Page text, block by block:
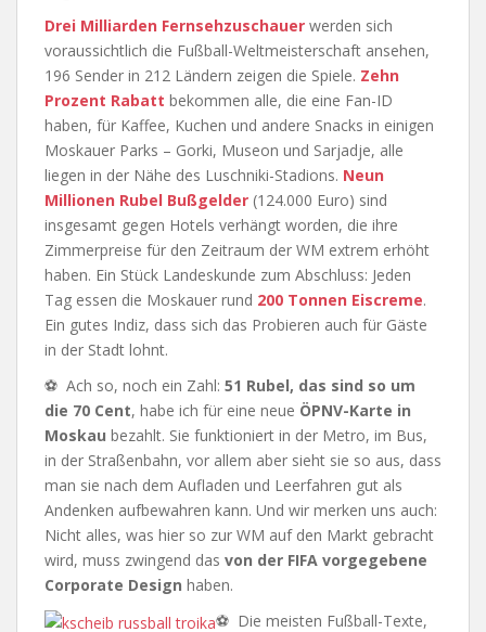
Drei Milliarden Fernsehzuschauer werden sich
voraussichtlich die Fußball-Weltmeisterschaft ansehen,
196 Sender in 212 Ländern zeigen die Spiele. Zehn
Prozent Rabatt bekommen alle, die eine Fan-ID
haben, für Kaffee, Kuchen und andere Snacks in einigen
Moskauer Parks – Gorki, Museon und Sarjadje, alle
liegen in der Nähe des Luschniki-Stadions. Neun
Millionen Rubel Bußgelder (124.000 Euro) sind
insgesamt gegen Hotels verhängt worden, die ihre
Zimmerpreise für den Zeitraum der WM extrem erhöht
haben. Ein Stück Landeskunde zum Abschluss: Jeden
Tag essen die Moskauer rund 200 Tonnen Eiscreme.
Ein gutes Indiz, dass sich das Probieren auch für Gäste
in der Stadt lohnt.
⚽ Ach so, noch ein Zahl: 51 Rubel, das sind so um
die 70 Cent, habe ich für eine neue ÖPNV-Karte in
Moskau bezahlt. Sie funktioniert in der Metro, im Bus,
in der Straßenbahn, vor allem aber sieht sie so aus, dass
man sie nach dem Aufladen und Leerfahren gut als
Andenken aufbewahren kann. Und wir merken uns auch:
Nicht alles, was hier so zur WM auf den Markt gebracht
wird, muss zwingend das von der FIFA vorgegebene
Corporate Design haben.
⚽ Die meisten Fußball-Texte,